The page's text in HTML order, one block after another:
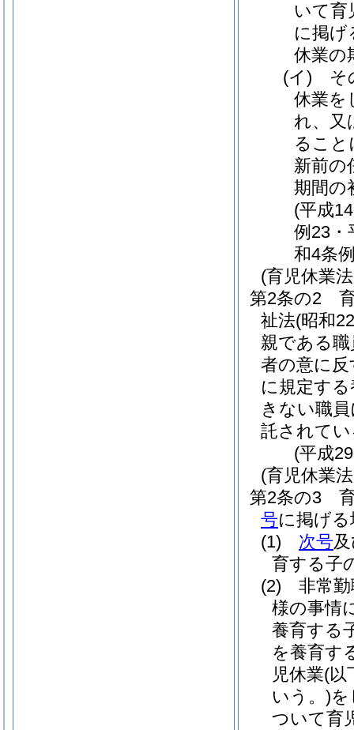
いて育
に掲げ
休業の
(イ)
そ
休業を
れ、又
ること
新前の
期間の
(平成
例23・
和4条
(育児休業
第2条の2
祉法(昭和
親である職
者の意に
に規定す
きない職
託されて
(平成
(育児休業
第2条の3
号に掲げ
(1)
次号
育する子
(2)
非常
様の事情
養育する
を養育す
児休業(以
いう。)を
ついて育